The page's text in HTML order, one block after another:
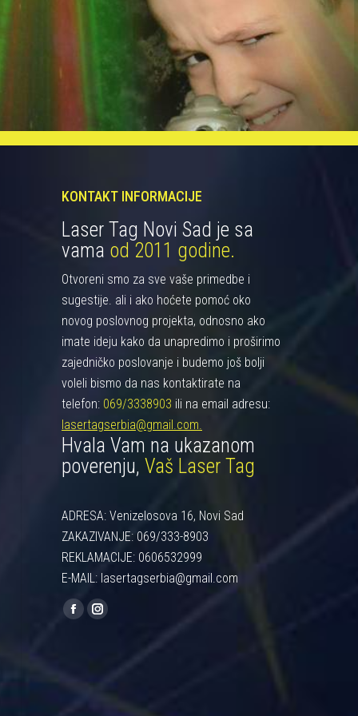
KONTAKT INFORMACIJE
Laser Tag Novi Sad je sa
vama od 2011 godine.
Otvoreni smo za sve vaše primedbe i
sugestije. ali i ako hoćete pomoć oko
novog poslovnog projekta, odnosno ako
imate ideju kako da unapredimo i proširimo
zajedničko poslovanje i budemo još bolji
voleli bismo da nas kontaktirate na
telefon: 069/3338903 ili na email adresu:
lasertagserbia@gmail.com.
Hvala Vam na ukazanom
poverenju, Vaš Laser Tag
ADRESA: Venizelosova 16, Novi Sad
ZAKAZIVANJE: 069/333-8903
REKLAMACIJE: 0606532999
E-MAIL: lasertagserbia@gmail.com
Find us on:
FacebookInstagram